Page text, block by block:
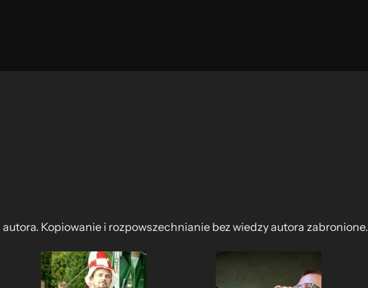
autora. Kopiowanie i rozpowszechnianie bez wiedzy autora zabronione.